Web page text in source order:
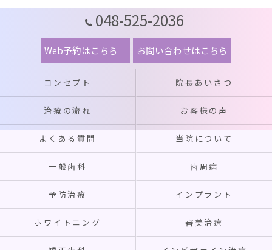
048-525-2036
Web予約はこちら お問い合わせはこちら
コンセプト 院長あいさつ
治療の流れ お客様の声
よくある質問 当院について
一般歯科 歯周病
予防治療 インプラント
ホワイトニング 審美治療